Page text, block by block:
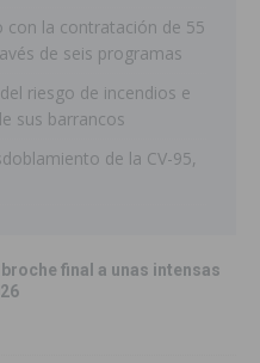
con la contratación de 55
de seis programas
riesgo de incendios e
sus barrancos
de la CV-95,
final a unas intensas